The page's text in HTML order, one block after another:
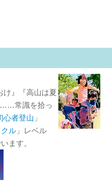
け』『高山は夏
……常識を拾っ
心者登山 」
ル」レベル
ます。